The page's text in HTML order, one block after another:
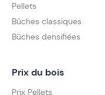
Pellets
Bûches classiques
Bûches densifiées
Prix du bois
Prix Pellets